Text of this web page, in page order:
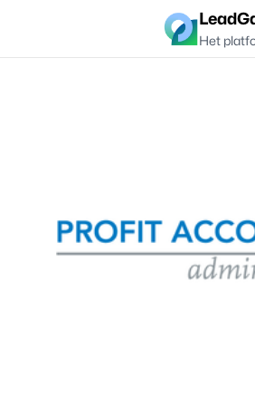
Het